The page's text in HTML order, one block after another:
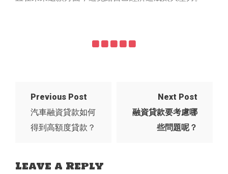
Previous Post
汽車融資貸款如何
得到高額度貸款？
Next Post
融資貸款要考慮哪
些問題呢？
Leave a Reply